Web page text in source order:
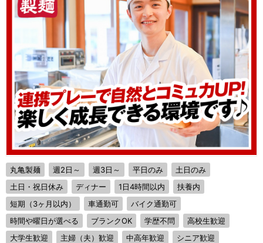
丸亀製麺 週2日～ 週3日～ 平日のみ
土日のみ
土日・祝日休み
ディナー 1日4時間以内
扶養内
短期（3ヶ月以内）
車通勤可
バイク通勤可
時間や曜日が選べる
ブランクOK 学歴不問
高校生歓迎
大学生歓迎
主婦（夫）歓迎 中高年歓迎
シニア歓迎